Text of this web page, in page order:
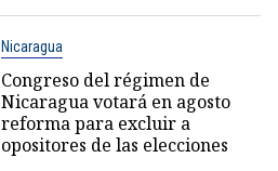
Nicaragua
Congreso del régimen de
Nicaragua votará en agosto
reforma para excluir a
opositores de las elecciones